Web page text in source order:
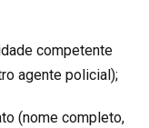
competente
agente policial);
(nome completo,